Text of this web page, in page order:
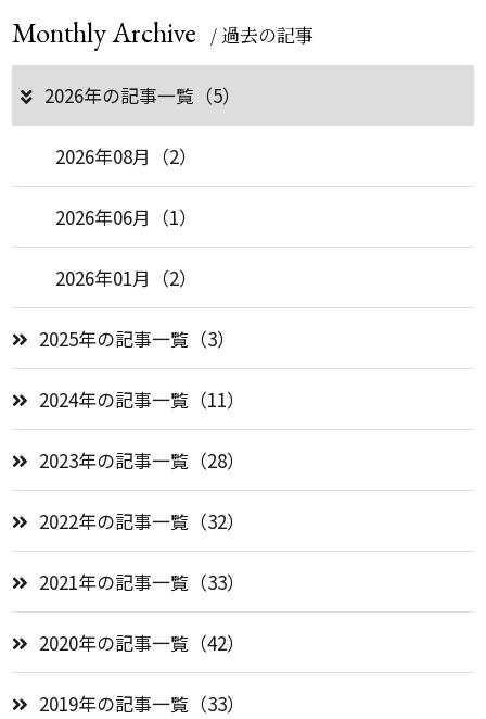
Monthly Archive / 過去の記事
2026年の記事一覧（5）
2026年08月（2）
2026年06月（1）
2026年01月（2）
2025年の記事一覧（3）
2024年の記事一覧（11）
2023年の記事一覧（28）
2022年の記事一覧（32）
2021年の記事一覧（33）
2020年の記事一覧（42）
2019年の記事一覧（33）